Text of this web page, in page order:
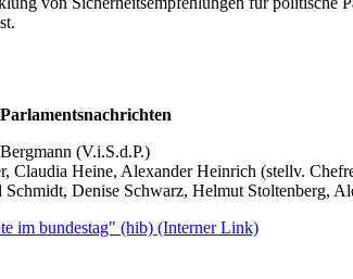
(V.i.S.d.P.)
Claudia Heine, Alexander Heinrich (stellv.
Schmidt, Denise Schwarz, Helmut Stoltenberg,
im bundestag" (hib) (Interner Link)